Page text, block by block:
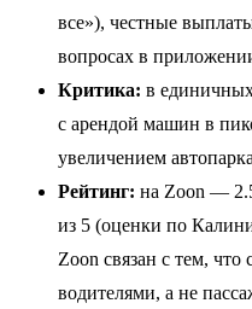
все»), честные
вопросах в
Критика: в
с арендой машин в
увеличением
Рейтинг: на Zoon —
из 5 (оценки по
Zoon связан с тем, что
водителями, а не